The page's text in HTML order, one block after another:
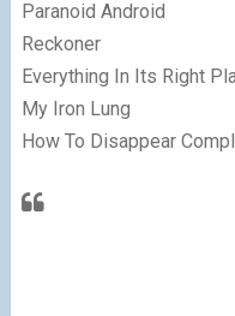
Paranoid Android
Reckoner
Everything In Its Right
My Iron Lung
How To Disappear